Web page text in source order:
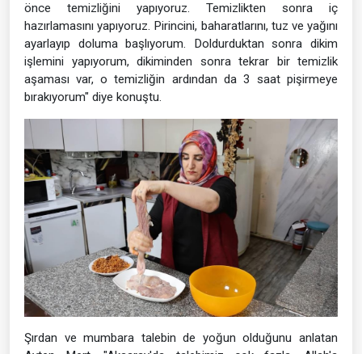
önce temizliğini yapıyoruz. Temizlikten sonra iç
hazırlamasını yapıyoruz. Pirincini, baharatlarını, tuz ve yağını
ayarlayıp doluma başlıyorum. Doldurduktan sonra dikim
işlemini yapıyorum, dikiminden sonra tekrar bir temizlik
aşaması var, o temizliğin ardından da 3 saat pişirmeye
bırakıyorum" diye konuştu.
Şırdan ve mumbara talebin de yoğun olduğunu anlatan